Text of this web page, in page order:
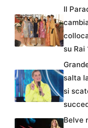
Il
su Rai
salta
si
Belve